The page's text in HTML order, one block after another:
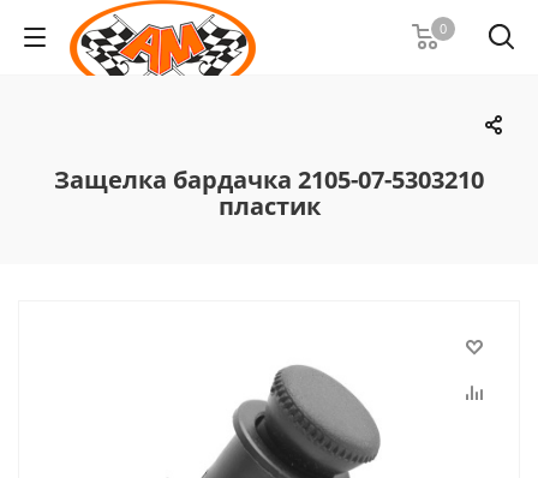
0
Защелка бардачка 2105-07-5303210
пластик